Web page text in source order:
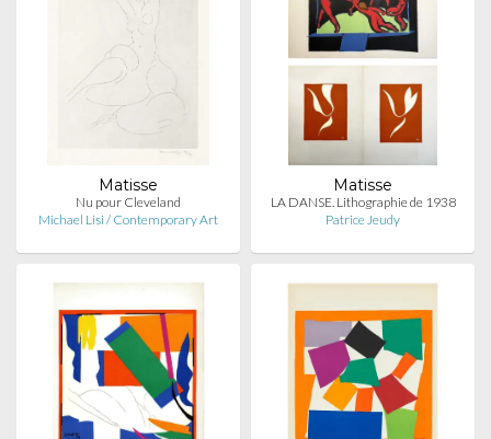
Matisse
Nu pour Cleveland
Michael Lisi / Contemporary Art
Matisse
LA DANSE. Lithographie de 1938
Patrice Jeudy